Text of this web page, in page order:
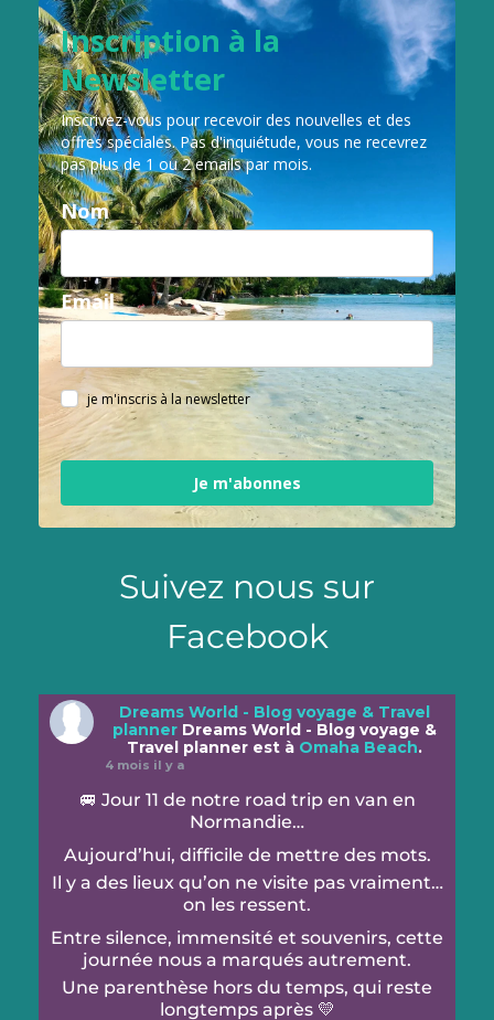
Inscription à la
Newsletter
Inscrivez-vous pour recevoir des nouvelles et des
offres spéciales. Pas d'inquiétude, vous ne recevrez
pas plus de 1 ou 2 emails par mois.
Nom
Email
je m'inscris à la newsletter
Je m'abonnes
Suivez nous sur
Facebook
Dreams World - Blog voyage & Travel
planner Dreams World - Blog voyage &
Travel planner est à Omaha Beach.
4 mois il y a
🚐 Jour 11 de notre road trip en van en
Normandie…
Aujourd’hui, difficile de mettre des mots.
Il y a des lieux qu’on ne visite pas vraiment…
on les ressent.
Entre silence, immensité et souvenirs, cette
journée nous a marqués autrement.
Une parenthèse hors du temps, qui reste
longtemps après 💛